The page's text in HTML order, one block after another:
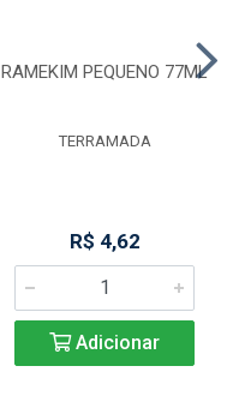
RAMEKIM PEQUENO 77ML
TERRAMADA
R$ 4,62
Adicionar